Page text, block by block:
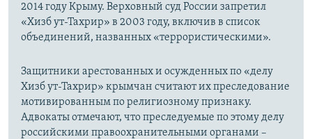
2014 году Крыму. Верховный суд России запретил
«Хизб ут-Тахрир» в 2003 году, включив в список
объединений, названных «террористическими».
Защитники арестованных и осужденных по «делу
Хизб ут-Тахрир» крымчан считают их преследование
мотивированным по религиозному признаку.
Адвокаты отмечают, что преследуемые по этому делу
российскими правоохранительными органами –